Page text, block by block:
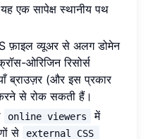
एक सापेक्ष स्थानीय पथ
फ़ाइल व्यूअर से अलग डोमेन
ओरिजिन रिसोर्स
ब्राउज़र (और इस प्रकार
से रोक सकती हैं।
online viewers
में
से
external CSS